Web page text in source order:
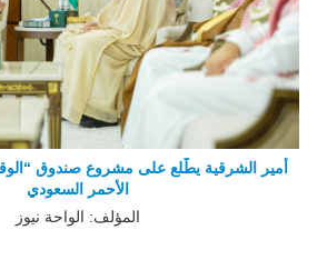
أمير الشرقية يطّلع على مشروع صندوق
الأحمر السعودي
المؤلف: الواحة نيوز